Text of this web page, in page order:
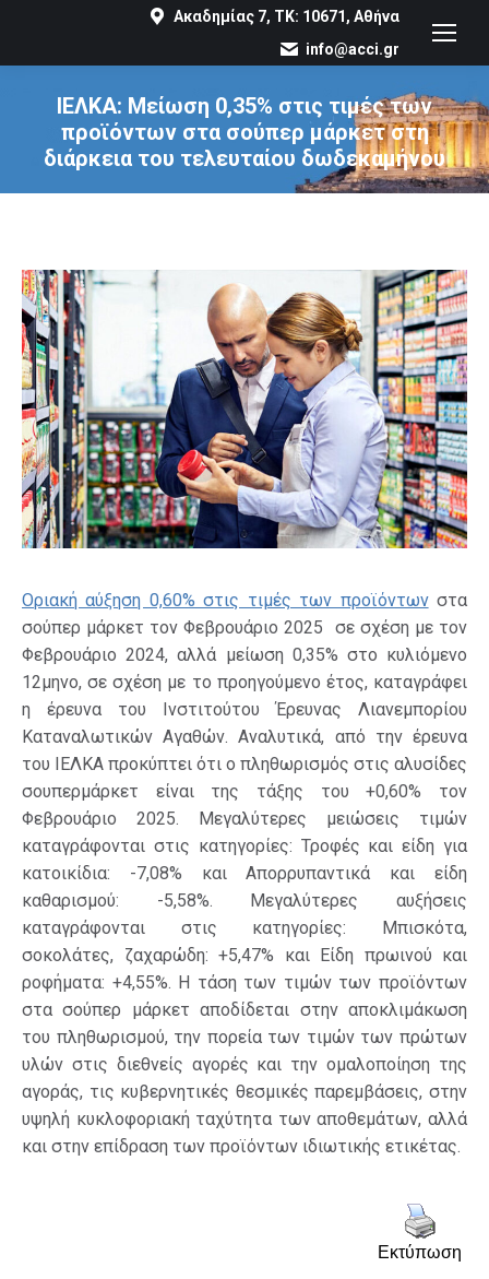
Ακαδημίας 7, ΤΚ: 10671, Αθήνα
info@acci.gr
ΙΕΛΚΑ: Μείωση 0,35% στις τιμές των
προϊόντων στα σούπερ μάρκετ στη
διάρκεια του τελευταίου δωδεκαμήνου
You are here:
Οριακή αύξηση 0,60% στις τιμές των προϊόντωνστα
σούπερ μάρκετ τον Φεβρουάριο 2025 σε σχέση με τον
Φεβρουάριο 2024, αλλά μείωση 0,35% στο κυλιόμενο
12μηνο, σε σχέση με το προηγούμενο έτος, καταγράφει
η έρευνα του Ινστιτούτου Έρευνας Λιανεμπορίου
Καταναλωτικών Αγαθών. Αναλυτικά, από την έρευνα
του ΙΕΛΚΑ προκύπτει ότι ο πληθωρισμός στις αλυσίδες
σουπερμάρκετ είναι της τάξης του +0,60% τον
Φεβρουάριο 2025. Μεγαλύτερες μειώσεις τιμών
καταγράφονται στις κατηγορίες: Τροφές και είδη για
κατοικίδια: -7,08% και Απορρυπαντικά και είδη
καθαρισμού: -5,58%. Μεγαλύτερες αυξήσεις
καταγράφονται στις κατηγορίες: Μπισκότα,
σοκολάτες, ζαχαρώδη: +5,47% και Είδη πρωινού και
ροφήματα: +4,55%. Η τάση των τιμών των προϊόντων
στα σούπερ μάρκετ αποδίδεται στην αποκλιμάκωση
του πληθωρισμού, την πορεία των τιμών των πρώτων
υλών στις διεθνείς αγορές και την ομαλοποίηση της
αγοράς, τις κυβερνητικές θεσμικές παρεμβάσεις, στην
υψηλή κυκλοφοριακή ταχύτητα των αποθεμάτων, αλλά
και στην επίδραση των προϊόντων ιδιωτικής ετικέτας.
Εκτύπωση